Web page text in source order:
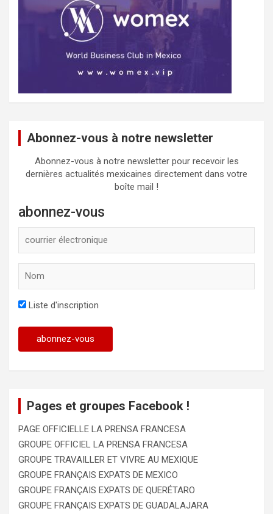
Abonnez-vous à notre newsletter
Abonnez-vous à notre newsletter pour recevoir les
dernières actualités mexicaines directement dans votre
boîte mail !
abonnez-vous
Liste d'inscription
Pages et groupes Facebook !
PAGE OFFICIELLE LA PRENSA FRANCESA
GROUPE OFFICIEL LA PRENSA FRANCESA
GROUPE TRAVAILLER ET VIVRE AU MEXIQUE
GROUPE FRANÇAIS EXPATS DE MEXICO
GROUPE FRANÇAIS EXPATS DE QUERÉTARO
GROUPE FRANÇAIS EXPATS DE GUADALAJARA